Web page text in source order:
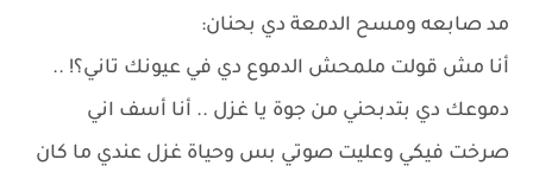
مد صابعه ومسح الدمعة دي بحنان:
أنا مش قولت ملمحش الدموع دي في عيونك تاني؟! ..
دموعك دي بتدبحني من جوة يا غزل .. أنا أسف اني
صرخت فيكي وعليت صوتي بس وحياة غزل عندي ما كان